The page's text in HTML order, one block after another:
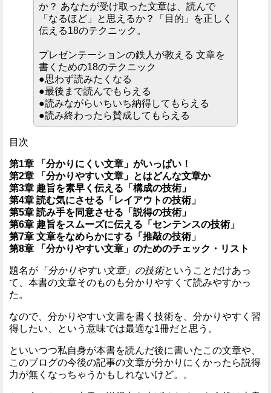
か？ あなたが受け取った文章は、読んで
「なるほど」と思えるか？「目的」を正しく
伝える18のテクニック。
プレゼンテーションの鉄人が教える 文章を
書くための18のテクニック
●思わず読みたくなる
●最後まで読んでもらえる
●読みながらいちいち納得してもらえる
●読み終わったら賛成してもらえる
目次
第1章 「分かりにくい文章」がいっぱい！
第2章 「分かりやすい文章」とはどんな文章か
第3章 趣旨を素早く伝える「構成の技術」
第4章 読む気にさせる「レイアウトの技術」
第5章 読み手を同意させる「説得の技術」
第6章 趣旨をスムーズに伝える「センテンスの技術」
第7章 文章をなめらかにする「推敲の技術」
第8章 「分かりやすい文章」のためのチェック・リスト
題名が 「分かりやすい文章」の技術ということだけあっ
て、本書の文章そのものも分かりやすくて読みやすかっ
た。
なので、分かりやすい文書を書く技術を、分かりやすく習
得したい、という意味では最適な1冊だと思う。
といいつつ私自身が本書を読んだ後に書いたこの文章や、
このブログの今後の記事の文章が分かりにくかったら説得
力が無くなっちゃうかもしれないけど。。